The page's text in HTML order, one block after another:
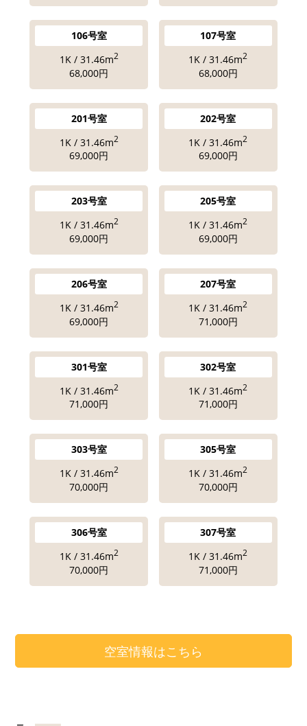
106号室
1K / 31.46m2
68,000円
107号室
1K / 31.46m2
68,000円
201号室
1K / 31.46m2
69,000円
202号室
1K / 31.46m2
69,000円
203号室
1K / 31.46m2
69,000円
205号室
1K / 31.46m2
69,000円
206号室
1K / 31.46m2
69,000円
207号室
1K / 31.46m2
71,000円
301号室
1K / 31.46m2
71,000円
302号室
1K / 31.46m2
71,000円
303号室
1K / 31.46m2
70,000円
305号室
1K / 31.46m2
70,000円
306号室
1K / 31.46m2
70,000円
307号室
1K / 31.46m2
71,000円
空室情報はこちら